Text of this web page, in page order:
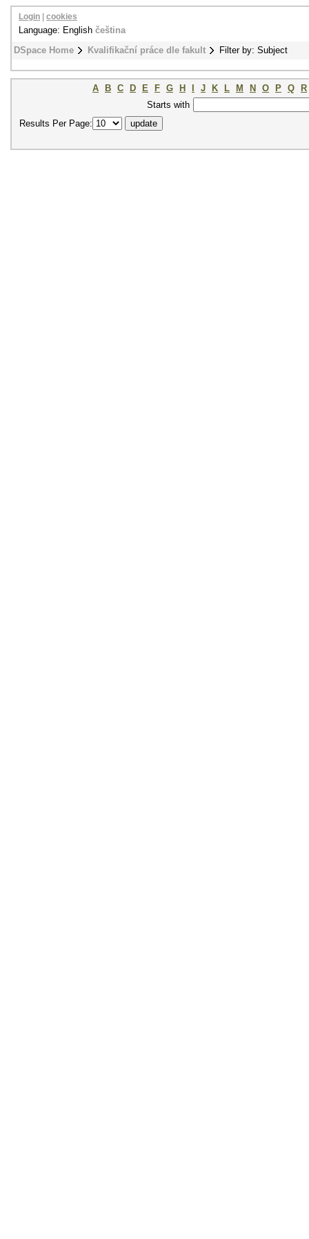
DSpace Home Kvalifikační práce dle fakult Filter by: Subject
Login cookies
Language: English čeština
A B C D E F G H J K L M N O P Q
R
Starts with
Results Per Page: